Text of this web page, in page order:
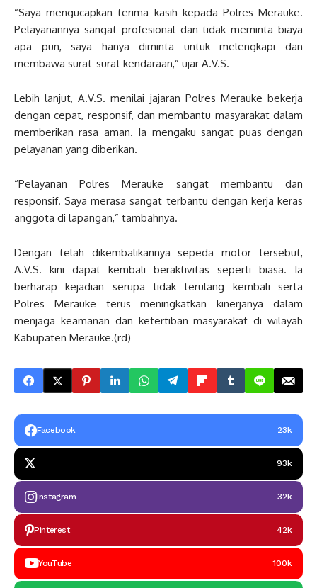
“Saya mengucapkan terima kasih kepada Polres Merauke.
Pelayanannya sangat profesional dan tidak meminta biaya
apa pun, saya hanya diminta untuk melengkapi dan
membawa surat-surat kendaraan,” ujar A.V.S.
Lebih lanjut, A.V.S. menilai jajaran Polres Merauke bekerja
dengan cepat, responsif, dan membantu masyarakat dalam
memberikan rasa aman. Ia mengaku sangat puas dengan
pelayanan yang diberikan.
“Pelayanan Polres Merauke sangat membantu dan
responsif. Saya merasa sangat terbantu dengan kerja keras
anggota di lapangan,” tambahnya.
Dengan telah dikembalikannya sepeda motor tersebut,
A.V.S. kini dapat kembali beraktivitas seperti biasa. Ia
berharap kejadian serupa tidak terulang kembali serta
Polres Merauke terus meningkatkan kinerjanya dalam
menjaga keamanan dan ketertiban masyarakat di wilayah
Kabupaten Merauke.(rd)
Facebook 23k
93k
Instagram 32k
Pinterest 42k
YouTube 100k